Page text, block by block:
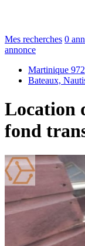
Mes recherches 0
annonce
Martinique 972
Bateaux,
Location
fond